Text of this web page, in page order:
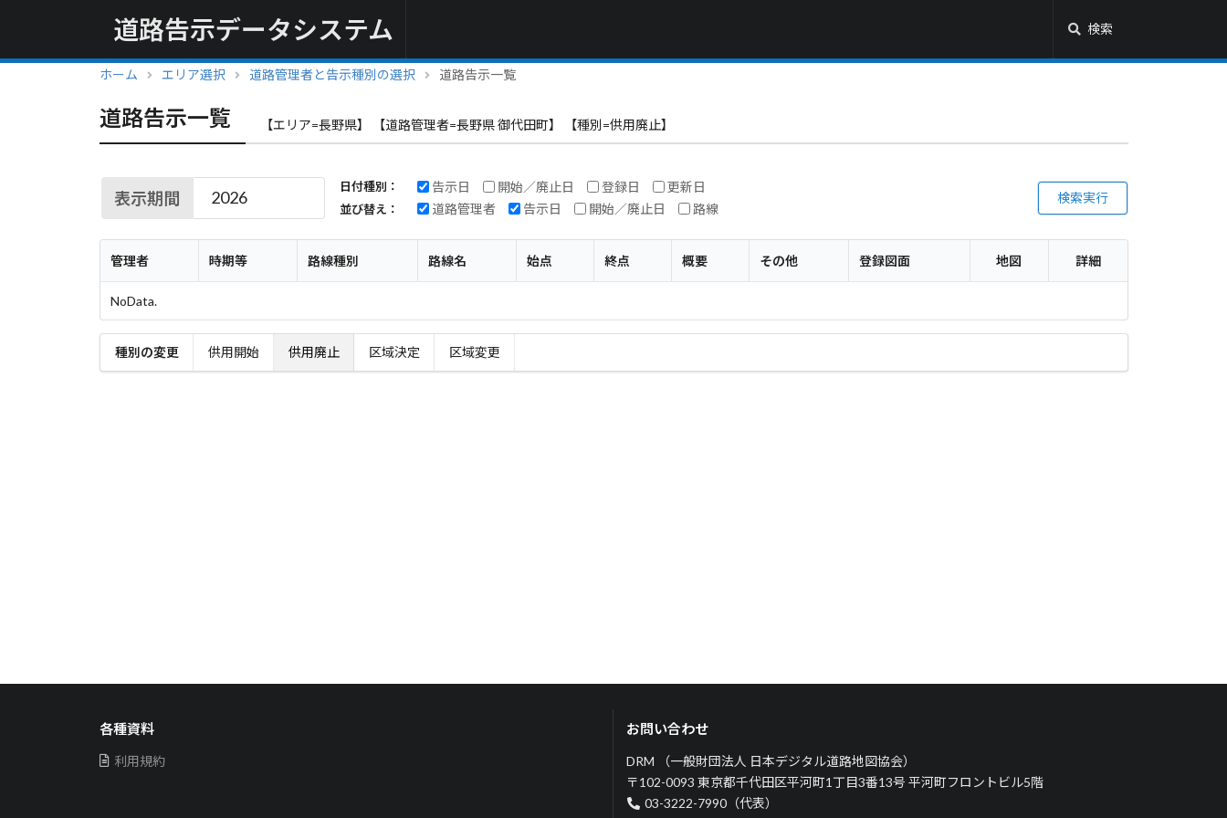
道路告示データシステム 検索
ホーム エリア選択 道路管理者と告示種別の選択 道路告示一覧
道路告示一覧 【エリア=長野県】 【道路管理者=長野県 御代田町】 【種別=供用廃止】
表示期間
日付種別： 告示日 開始／廃止日 登録日 更新日
並び替え： 道路管理者 告示日 開始／廃止日 路線
検索実行
管理者 時期等 路線種別 路線名 始点 終点 概要 その他 登録図面 地図 詳細
NoData.
種別の変更 供用開始 供用廃止 区域決定 区域変更
各種資料
利用規約
お問い合わせ
DRM （一般財団法人 日本デジタル道路地図協会）
〒102-0093 東京都千代田区平河町1丁目3番13号 平河町フロントビル5階
03-3222-7990（代表）